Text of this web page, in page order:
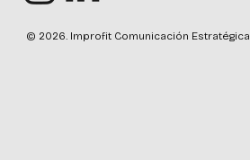
© 2026. Improfit Comunicación Estratégica.